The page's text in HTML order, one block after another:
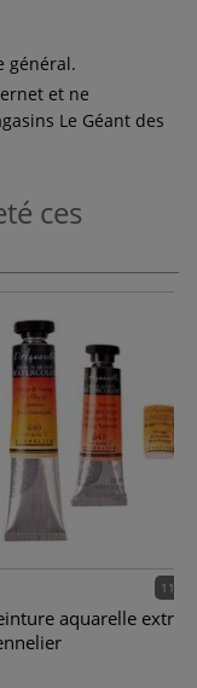
général.
et ne
Le Géant des
ces
110
aquarelle extra-